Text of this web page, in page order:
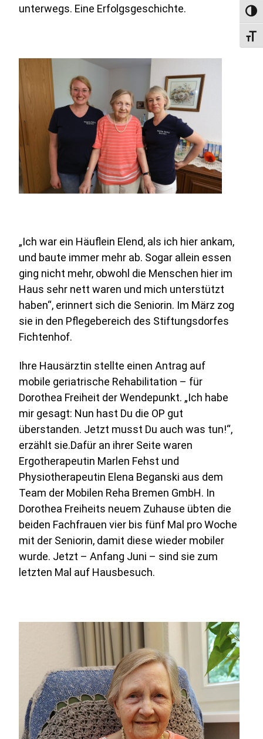
unterwegs. Eine Erfolgsgeschichte.
„Ich war ein Häuﬂein Elend, als ich hier ankam,
und baute immer mehr ab. Sogar allein essen
ging nicht mehr, obwohl die Menschen hier im
Haus sehr nett waren und mich unterstützt
haben“, erinnert sich die Seniorin. Im März zog
sie in den Pﬂegebereich des Stiftungsdorfes
Fichtenhof.
Ihre Hausärztin stellte einen Antrag auf
mobile geriatrische Rehabilitation – für
Dorothea Freiheit der Wendepunkt. „Ich habe
mir gesagt: Nun hast Du die OP gut
überstanden. Jetzt musst Du auch was tun!“,
erzählt sie.Dafür an ihrer Seite waren
Ergotherapeutin Marlen Fehst und
Physiotherapeutin Elena Beganski aus dem
Team der Mobilen Reha Bremen GmbH. In
Dorothea Freiheits neuem Zuhause übten die
beiden Fachfrauen vier bis fünf Mal pro Woche
mit der Seniorin, damit diese wieder mobiler
wurde. Jetzt – Anfang Juni – sind sie zum
letzten Mal auf Hausbesuch.